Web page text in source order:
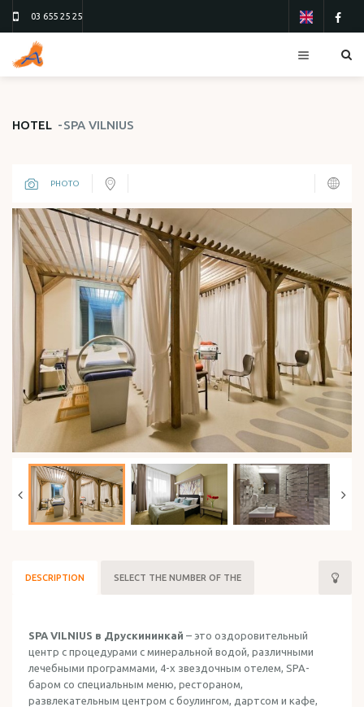
03 655 25 25
TOURS
ТУР 13
ТУР 26
FLIGHTS
ORDER FORM
ABOUT US
REVIEWS
HOLIDAY IN ISRAEL
HOTEL SPA VILNIUS
PHOTO
DESCRIPTION SELECT THE NUMBER OF THE
SPA VILNIUS в Друскининкай – это оздоровительный
центр с процедурами с минеральной водой, различными
лечебными программами, 4-х звездочным отелем, SPA-
баром со специальным меню, рестораном,
развлекательным центром с боулингом, дартсом и кафе,